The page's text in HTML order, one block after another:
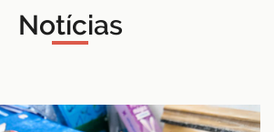
Notícias